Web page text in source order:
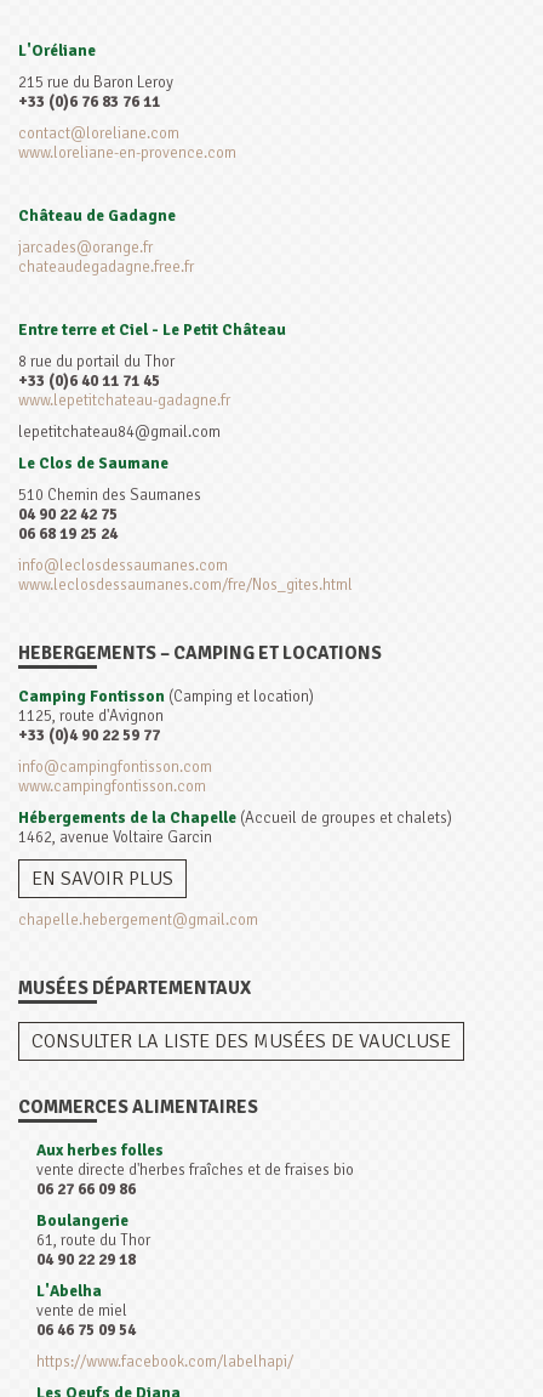
L'Oréliane
215 rue du Baron Leroy
+33 (0)6 76 83 76 11
contact@loreliane.com
www.loreliane-en-provence.com
Château de Gadagne
jarcades@orange.fr
chateaudegadagne.free.fr
Entre terre et Ciel - Le Petit Château
8 rue du portail du Thor
+33 (0)6 40 11 71 45
www.lepetitchateau-gadagne.fr
lepetitchateau84@gmail.com
Le Clos de Saumane
510 Chemin des Saumanes
04 90 22 42 75
06 68 19 25 24
info@leclosdessaumanes.com
www.leclosdessaumanes.com/fre/Nos_gites.html
HEBERGEMENTS – CAMPING ET LOCATIONS
Camping Fontisson (Camping et location)
1125, route d'Avignon
+33 (0)4 90 22 59 77
info@campingfontisson.com
www.campingfontisson.com
Hébergements de la Chapelle (Accueil de groupes et chalets)
1462, avenue Voltaire Garcin
EN SAVOIR PLUS
chapelle.hebergement@gmail.com
MUSÉES DÉPARTEMENTAUX
CONSULTER LA LISTE DES MUSÉES DE VAUCLUSE
COMMERCES ALIMENTAIRES
Aux herbes folles
vente directe d'herbes fraîches et de fraises bio
06 27 66 09 86
Boulangerie
61, route du Thor
04 90 22 29 18
L'Abelha
vente de miel
06 46 75 09 54
https://www.facebook.com/labelhapi/